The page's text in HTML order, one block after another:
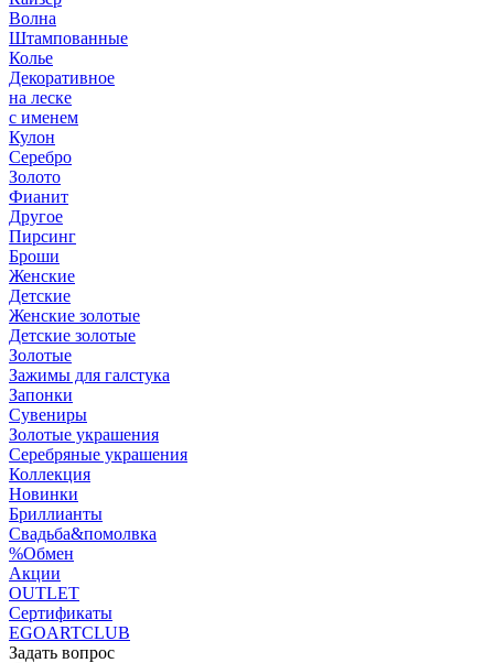
Волна
Штампованные
Колье
Декоративное
на леске
с именем
Кулон
Серебро
Золото
Фианит
Другое
Пирсинг
Броши
Женские
Детские
Женские золотые
Детские золотые
Золотые
Зажимы для галстука
Запонки
Сувениры
Золотые украшения
Серебряные украшения
Коллекция
Новинки
Бриллианты
Свадьба&помолвка
%Обмен
Акции
OUTLET
Сертификаты
EGOARTCLUB
Задать вопрос